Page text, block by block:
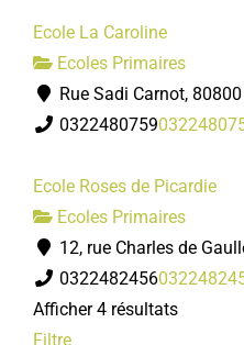
Ecole La Caroline
Ecoles Primaires
Rue Sadi Carnot, 80800
0322480759
Ecole Roses de Picardie
Ecoles Primaires
12, rue Charles de
0322482456
Afficher 4 résultats
Filtre